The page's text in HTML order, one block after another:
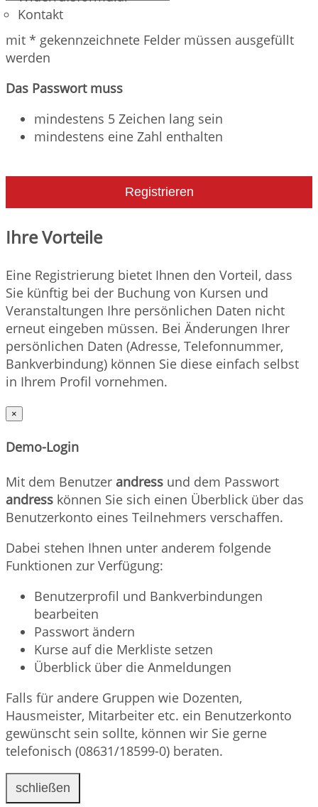
Kontakt
mit * gekennzeichnete Felder müssen ausgefüllt
werden
Das Passwort muss
mindestens 5 Zeichen lang sein
mindestens eine Zahl enthalten
Registrieren
Ihre Vorteile
Eine Registrierung bietet Ihnen den Vorteil, dass
Sie künftig bei der Buchung von Kursen und
Veranstaltungen Ihre persönlichen Daten nicht
erneut eingeben müssen. Bei Änderungen Ihrer
persönlichen Daten (Adresse, Telefonnummer,
Bankverbindung) können Sie diese einfach selbst
in Ihrem Profil vornehmen.
×
Demo-Login
Mit dem Benutzer andress und dem Passwort
andress können Sie sich einen Überblick über das
Benutzerkonto eines Teilnehmers verschaffen.
Dabei stehen Ihnen unter anderem folgende
Funktionen zur Verfügung:
Benutzerprofil und Bankverbindungen
bearbeiten
Passwort ändern
Kurse auf die Merkliste setzen
Überblick über die Anmeldungen
Falls für andere Gruppen wie Dozenten,
Hausmeister, Mitarbeiter etc. ein Benutzerkonto
gewünscht sein sollte, können wir Sie gerne
telefonisch (08631/18599-0) beraten.
schließen